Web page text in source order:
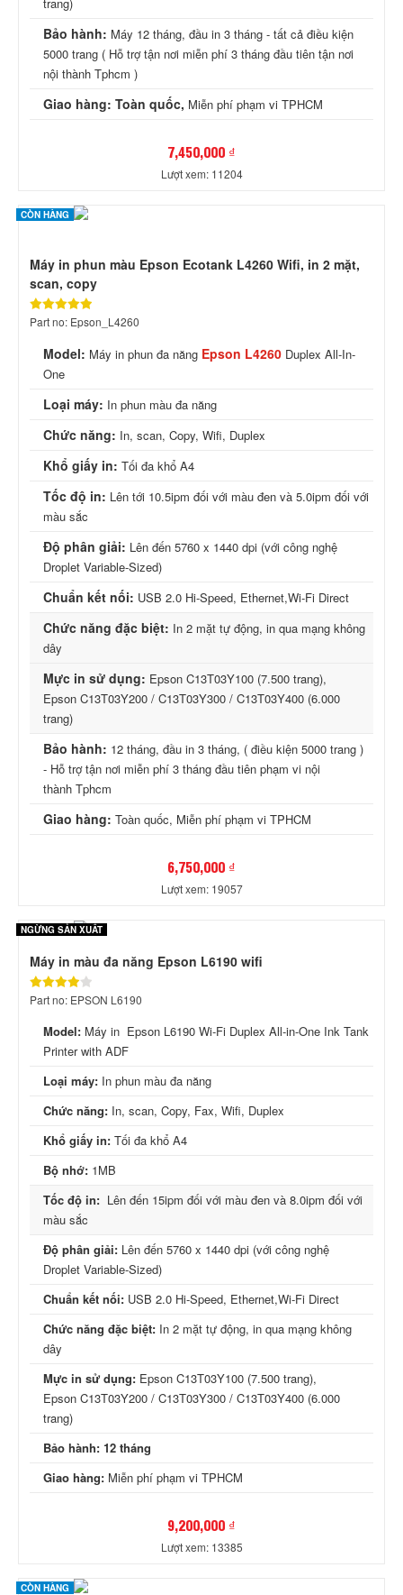
Bảo hành: Máy 12 tháng, đầu in 3 tháng - tất cả điều kiện
5000 trang ( Hỗ trợ tận nơi miễn phí 3 tháng đầu tiên tận nơi
nội thành Tphcm )
Giao hàng: Toàn quốc, Miễn phí phạm vi TPHCM
7,450,000 ₫
Lượt xem: 11204
CÒN HÀNG
Máy in phun màu Epson Ecotank L4260 Wifi, in 2 mặt,
scan, copy
Part no: Epson_L4260
Model: Máy in phun đa năng Epson L4260 Duplex All-In-
One
Loại máy: In phun màu đa năng
Chức năng: In, scan, Copy, Wifi, Duplex
Khổ giấy in: Tối đa khổ A4
Tốc độ in: Lên tới 10.5ipm đối với màu đen và 5.0ipm đối với
màu sắc
Độ phân giải: Lên đến 5760 x 1440 dpi (với công nghệ
Droplet Variable-Sized)
Chuẩn kết nối: USB 2.0 Hi-Speed, Ethernet,Wi-Fi Direct
Chức năng đặc biệt: In 2 mặt tự động, in qua mạng không
dây
Mực in sử dụng: Epson C13T03Y100 (7.500 trang),
Epson C13T03Y200 / C13T03Y300 / C13T03Y400 (6.000
trang)
Bảo hành: 12 tháng, đầu in 3 tháng, ( điều kiện 5000 trang )
- Hỗ trợ tận nơi miễn phí 3 tháng đầu tiên phạm vi nội
thành Tphcm
Giao hàng: Toàn quốc, Miễn phí phạm vi TPHCM
6,750,000 ₫
Lượt xem: 19057
NGỪNG SẢN XUẤT
Máy in màu đa năng Epson L6190 wifi
Part no: EPSON L6190
Model: Máy in Epson L6190 Wi-Fi Duplex All-in-One Ink Tank
Printer with ADF
Loại máy: In phun màu đa năng
Chức năng: In, scan, Copy, Fax, Wifi, Duplex
Khổ giấy in: Tối đa khổ A4
Bộ nhớ: 1MB
Tốc độ in: Lên đến 15ipm đối với màu đen và 8.0ipm đối với
màu sắc
Độ phân giải: Lên đến 5760 x 1440 dpi (với công nghệ
Droplet Variable-Sized)
Chuẩn kết nối: USB 2.0 Hi-Speed, Ethernet,Wi-Fi Direct
Chức năng đặc biệt: In 2 mặt tự động, in qua mạng không
dây
Mực in sử dụng: Epson C13T03Y100 (7.500 trang),
Epson C13T03Y200 / C13T03Y300 / C13T03Y400 (6.000
trang)
Bảo hành: 12 tháng
Giao hàng: Miễn phí phạm vi TPHCM
9,200,000 ₫
Lượt xem: 13385
CÒN HÀNG